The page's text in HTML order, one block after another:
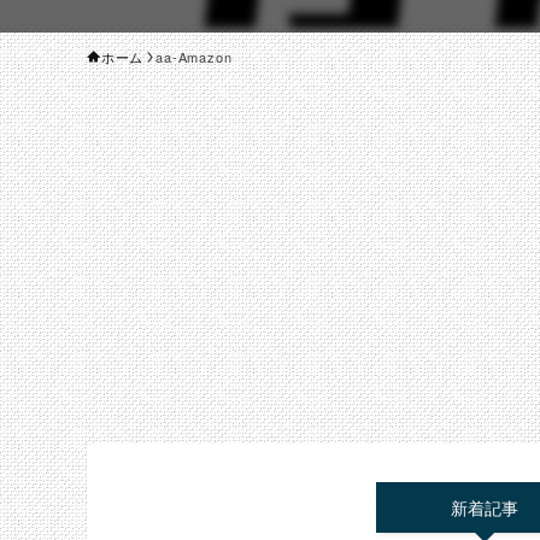
ホーム aa-Amazon
新着記事